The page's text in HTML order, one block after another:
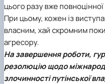
цього разу вже
При цьому, кожен із
власним, хай скромним
агресору.
На завершення роботи,
резолюцію щодо
злочинності путінської